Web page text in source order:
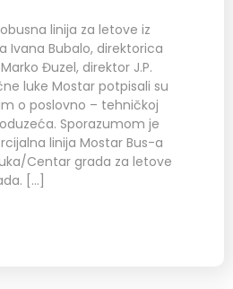
linija za letove iz
Ivana Bubalo, direktorica
Đuzel, direktor J.P.
luke Mostar potpisali su
o poslovno – tehničkoj
Sporazumom je
linija Mostar Bus-a
Centar grada za letove
[…]